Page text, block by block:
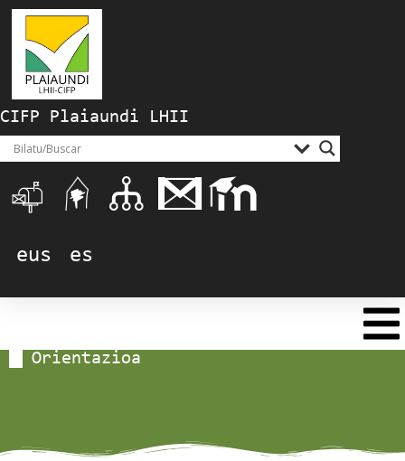
CIFP Plaiaundi LHII
eus es
Orientazioa